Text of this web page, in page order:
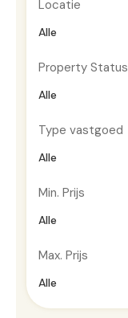
Locatie
Alle
Property Status
Alle
Type vastgoed
Alle
Min. Prijs
Alle
Max. Prijs
Alle